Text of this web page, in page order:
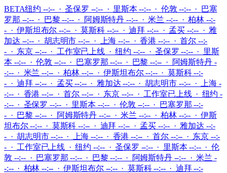
BETA纽约 --:-- · 圣保罗 --:-- · 里斯本 --:-- · 伦敦 --:-- · 巴塞
罗那 --:-- · 巴黎 --:-- · 阿姆斯特丹 --:-- · 米兰 --:-- · 柏林 --:-
- · 伊斯坦布尔 --:-- · 莫斯科 --:-- · 迪拜 --:-- · 孟买 --:-- · 雅
加达 --:-- · 胡志明市 --:-- · 上海 --:-- · 香港 --:-- · 首尔 --:-
- · 东京 --:--· 工作室已上线 ·纽约 --:-- · 圣保罗 --:-- · 里斯
本 --:-- · 伦敦 --:-- · 巴塞罗那 --:-- · 巴黎 --:-- · 阿姆斯特丹 -
-:-- · 米兰 --:-- · 柏林 --:-- · 伊斯坦布尔 --:-- · 莫斯科 --:-
- · 迪拜 --:-- · 孟买 --:-- · 雅加达 --:-- · 胡志明市 --:-- · 上海 -
-:-- · 香港 --:-- · 首尔 --:-- · 东京 --:-- · 工作室已上线· 纽约 -
-:-- · 圣保罗 --:-- · 里斯本 --:-- · 伦敦 --:-- · 巴塞罗那 --:-
- · 巴黎 --:-- · 阿姆斯特丹 --:-- · 米兰 --:-- · 柏林 --:-- · 伊斯
坦布尔 --:-- · 莫斯科 --:-- · 迪拜 --:-- · 孟买 --:-- · 雅加达 --:-
- · 胡志明市 --:-- · 上海 --:-- · 香港 --:-- · 首尔 --:-- · 东京 --:-
-· 工作室已上线 ·纽约 --:-- · 圣保罗 --:-- · 里斯本 --:-- · 伦
敦 --:-- · 巴塞罗那 --:-- · 巴黎 --:-- · 阿姆斯特丹 --:-- · 米兰 -
-:-- · 柏林 --:-- · 伊斯坦布尔 --:-- · 莫斯科 --:-- · 迪拜 --:-